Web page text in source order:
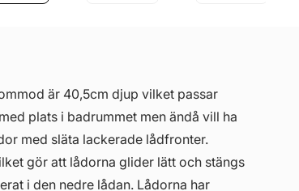
är 40,5cm djup vilket passar
plats i badrummet men ändå vill ha
med släta lackerade lådfronter.
gör att lådorna glider lätt och stängs
i den nedre lådan. Lådorna har